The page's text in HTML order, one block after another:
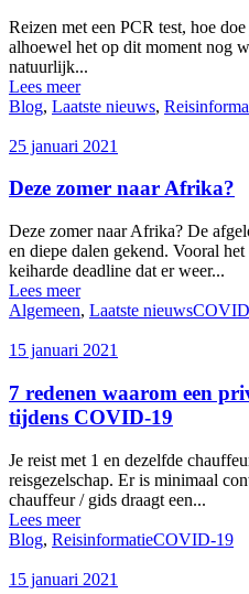
Reizen met een PCR test, hoe
alhoewel het op dit moment nog
natuurlijk...
Lees meer
Blog, Laatste nieuws,
25 januari 2021
Deze zomer naar Afrika?
Deze zomer naar Afrika? De
en diepe dalen gekend. Vooral
keiharde deadline dat er weer...
Lees meer
Algemeen, Laatste nieuws
15 januari 2021
7 redenen waarom een
tijdens COVID-19
Je reist met 1 en dezelfde
reisgezelschap. Er is minimaal
chauffeur / gids draagt ​​een...
Lees meer
Blog, ReisinformatieCOVID-19
15 januari 2021